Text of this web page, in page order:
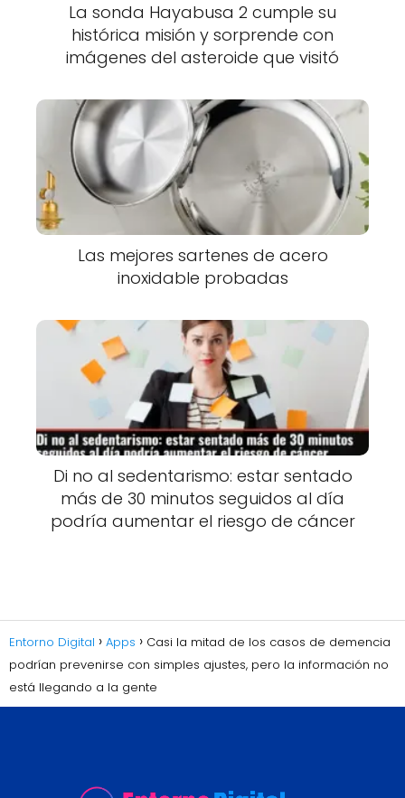
La sonda Hayabusa 2 cumple su
histórica misión y sorprende con
imágenes del asteroide que visitó
Las mejores sartenes de acero
inoxidable probadas
Di no al sedentarismo: estar sentado
más de 30 minutos seguidos al día
podría aumentar el riesgo de cáncer
Entorno Digital Apps
Casi la mitad de los casos de demencia
podrían prevenirse con simples ajustes, pero la información no
está llegando a la gente